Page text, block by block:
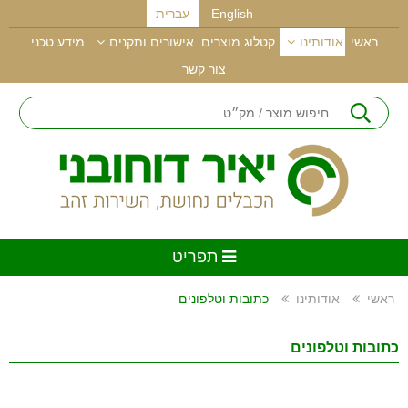
English
עברית
ראשי
אודותינו קטלוג מוצרים אישורים ותקנים
מידע טכני
צור קשר
תפריט
ראשי אודותינו כתובות וטלפונים
כתובות וטלפונים